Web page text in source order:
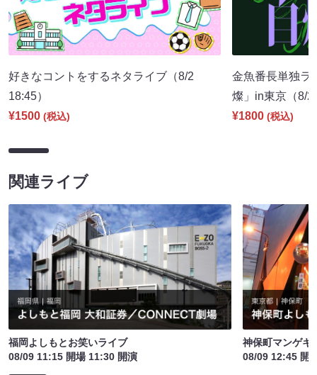
好きなコントをするネタライブ（8/2
18:45）
¥1500 (税込)
金魚番長単独ラ
燦」in東京（8/
¥1800 (税込)
関連ライブ
福岡よしもとお笑いライブ
08/09 11:15 開場 11:30 開演
神保町マンゲキ
08/09 12:45 開